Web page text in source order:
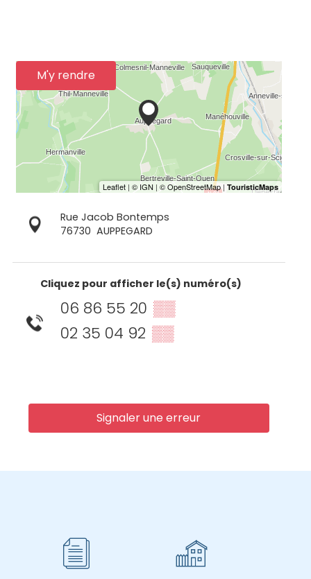
M'y rendre
Rue Jacob Bontemps
76730 AUPPEGARD
Cliquez pour afficher le(s) numéro(s)
06 86 55 20 ▒▒
02 35 04 92 ▒▒
Signaler une erreur